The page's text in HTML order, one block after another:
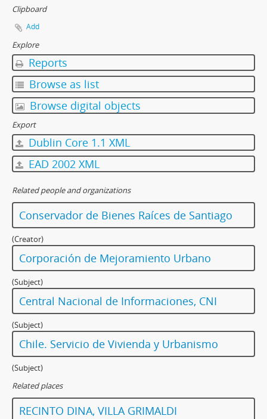
Clipboard
Add
Explore
Reports
Browse as list
Browse digital objects
Export
Dublin Core 1.1 XML
EAD 2002 XML
Related people and organizations
Conservador de Bienes Raíces de Santiago
(Creator)
Corporación de Mejoramiento Urbano
(Subject)
Central Nacional de Informaciones, CNI
(Subject)
Chile. Servicio de Vivienda y Urbanismo
(Subject)
Related places
RECINTO DINA, VILLA GRIMALDI